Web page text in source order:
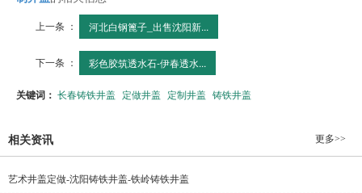
上一条 ： 河北白钢篦子_出售沈阳新...
下一条 ： 彩色胶筑透水石-伊春透水...
关键词： 长春铸铁井盖 定做井盖 定制井盖 铸铁井盖
相关资讯 更多>>
艺术井盖定做-沈阳铸铁井盖-铁岭铸铁井盖